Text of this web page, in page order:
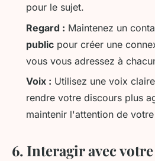
pour le sujet.
Regard : Maintenez un
public pour créer une
vous vous adressez à
Voix : Utilisez une voix
rendre votre discours plus
maintenir l'attention de votre
6. Interagir avec